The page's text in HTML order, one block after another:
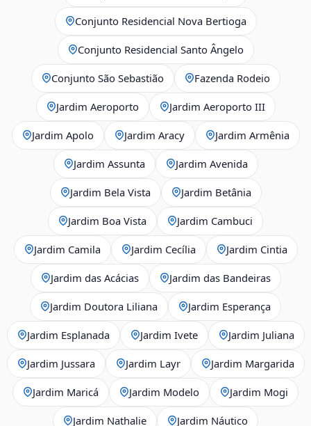
Conjunto Residencial Nova Bertioga
Conjunto Residencial Santo Ângelo
Conjunto São Sebastião Fazenda Rodeio
Jardim Aeroporto Jardim Aeroporto III
Jardim Apolo Jardim Aracy Jardim Armênia
Jardim Assunta Jardim Avenida
Jardim Bela Vista Jardim Betânia
Jardim Boa Vista Jardim Cambuci
Jardim Camila Jardim Cecília Jardim Cintia
Jardim das Acácias Jardim das Bandeiras
Jardim Doutora Liliana Jardim Esperança
Jardim Esplanada Jardim Ivete Jardim Juliana
Jardim Jussara Jardim Layr Jardim Margarida
Jardim Maricá Jardim Modelo Jardim Mogi
Jardim Nathalie Jardim Náutico